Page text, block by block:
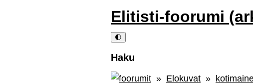
Elitisti-foorumi
🌓
Haku
» Elokuvat »